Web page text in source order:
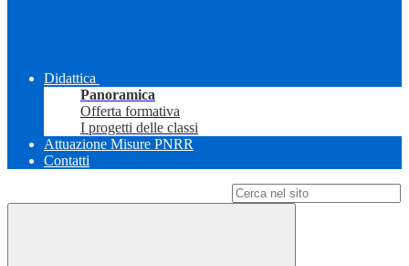
Didattica
Panoramica
Offerta formativa
I progetti delle classi
Attuazione Misure PNRR
Contatti